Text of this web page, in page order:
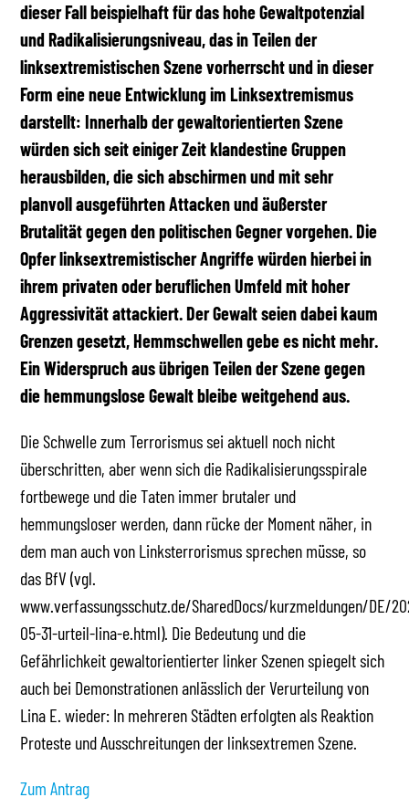
dieser Fall beispielhaft für das hohe Gewaltpotenzial
und Radikalisierungsniveau, das in Teilen der
linksextremistischen Szene vorherrscht und in dieser
Form eine neue Entwicklung im Linksextremismus
darstellt: Innerhalb der gewaltorientierten Szene
würden sich seit einiger Zeit klandestine Gruppen
herausbilden, die sich abschirmen und mit sehr
planvoll ausgeführten Attacken und äußerster
Brutalität gegen den politischen Gegner vorgehen. Die
Opfer linksextremistischer Angriffe würden hierbei in
ihrem privaten oder beruflichen Umfeld mit hoher
Aggressivität attackiert. Der Gewalt seien dabei kaum
Grenzen gesetzt, Hemmschwellen gebe es nicht mehr.
Ein Widerspruch aus übrigen Teilen der Szene gegen
die hemmungslose Gewalt bleibe weitgehend aus.
Die Schwelle zum Terrorismus sei aktuell noch nicht
überschritten, aber wenn sich die Radikalisierungsspirale
fortbewege und die Taten immer brutaler und
hemmungsloser werden, dann rücke der Moment näher, in
dem man auch von Linksterrorismus sprechen müsse, so
das BfV (vgl.
www.verfassungsschutz.de/SharedDocs/kurzmeldungen/DE/
05-31-urteil-lina-e.html). Die Bedeutung und die
Gefährlichkeit gewaltorientierter linker Szenen spiegelt sich
auch bei Demonstrationen anlässlich der Verurteilung von
Lina E. wieder: In mehreren Städten erfolgten als Reaktion
Proteste und Ausschreitungen der linksextremen Szene.
Zum Antrag